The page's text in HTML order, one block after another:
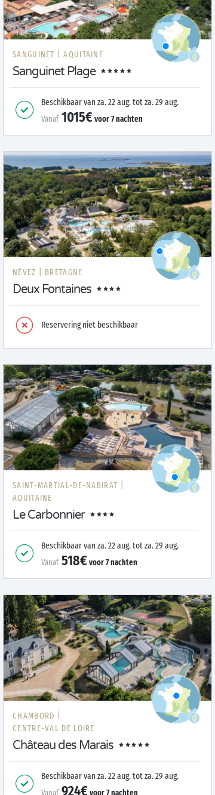
SANGUINET | AQUITAINE
Sanguinet Plage
Beschikbaar van za. 22 aug.totza. 29 aug.
Vanaf 1015€voor7nachten
NÉVEZ | BRETAGNE
Deux Fontaines
Reservering niet beschikbaar
SAINT-MARTIAL-DE-NABIRAT |
AQUITAINE
Le Carbonnier
Beschikbaar van za. 22 aug.totza. 29 aug.
Vanaf 518€voor7nachten
CHAMBORD |
CENTRE-VAL DE LOIRE
Château des Marais
Beschikbaar van za. 22 aug.totza. 29 aug.
924€